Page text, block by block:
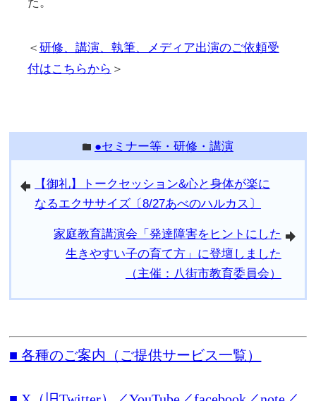
＜ 研修、講演、執筆、メディア出演のご依頼受
付はこちらから ＞
folder ●セミナー等・研修・講演
arrowleft
【御礼】トークセッション&心と身体が楽に
なるエクササイズ〔8/27あべのハルカス〕
arrowright
家庭教育講演会「発達障害をヒントにした
生きやすい子の育て方」に登壇しました
（主催：八街市教育委員会）
■ 各種のご案内（ご提供サービス一覧）